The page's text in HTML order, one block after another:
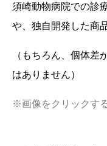
須崎動物病院での診
や、独自開発した商
（もちろん、個体差
はありません）
※画像をクリックす